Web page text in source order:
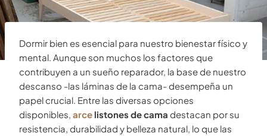
Dormir bien es esencial para nuestro bienestar físico y
mental. Aunque son muchos los factores que
contribuyen a un sueño reparador, la base de nuestro
descanso -las láminas de la cama- desempeña un
papel crucial. Entre las diversas opciones
disponibles, arce listones de cama destacan por su
resistencia, durabilidad y belleza natural, lo que las